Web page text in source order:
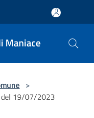
Maniace
>
del 19/07/2023